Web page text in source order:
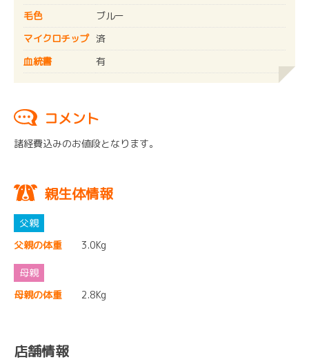
毛色
ブルー
マイクロチップ 済
血統書
有
コメント
諸経費込みのお値段となります。
親生体情報
父親の体重 3.0Kg
母親の体重 2.8Kg
店舗情報